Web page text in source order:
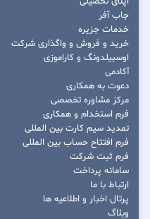
جاب آفر
خدمات جزیره
خرید و فروش و واگذاری شرکت
اوسبیلدونگ و کاراموزی
آکادمی
دعوت به همکاری
مرکز مشاوره تخصصی
فرم استخدام و همکاری
تمدید سیم کارت بین المللی
فرم افتتاح حساب بین المللی
فرم ثبت شرکت
سامانه پرداخت
ارتباط با ما
پرتال اخبار و اطلاعیه ها
وبلاگ